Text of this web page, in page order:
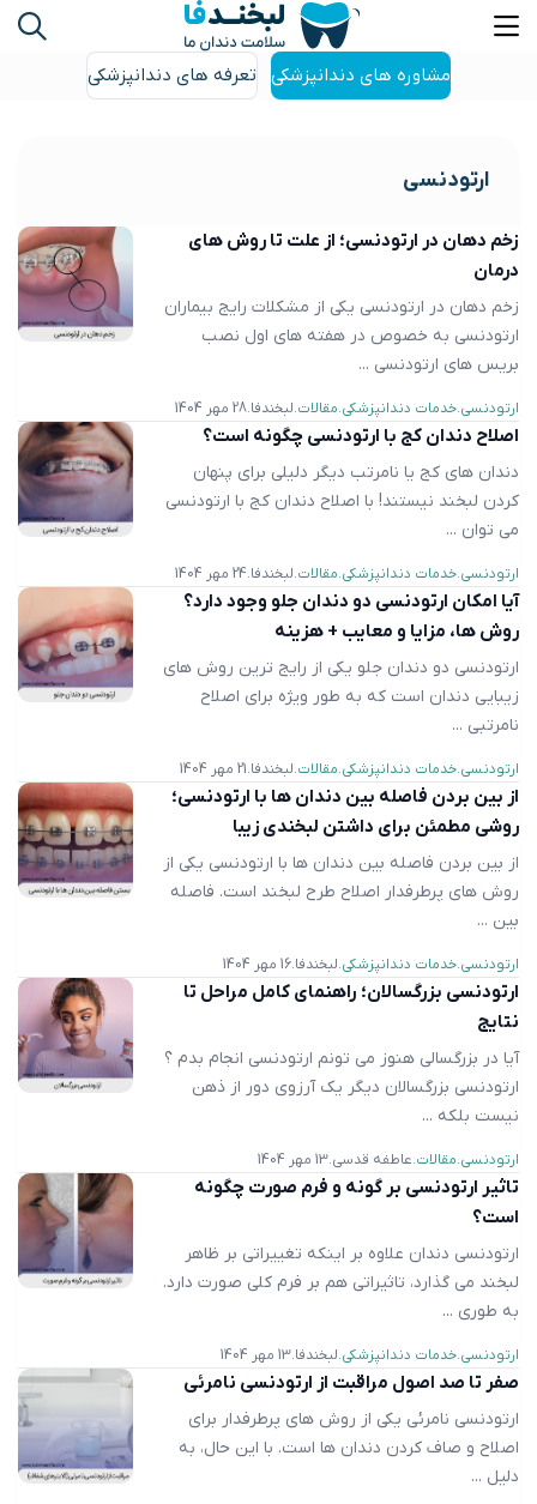
مشاوره های دندانپزشکی تعرفه های دندانپزشکی
ارتودنسی
زخم دهان در ارتودنسی؛ از علت تا روش های
درمان
زخم دهان در ارتودنسی یکی از مشکلات رایج بیماران
ارتودنسی به خصوص در هفته های اول نصب
بریس های ارتودنسی ...
ارتودنسی خدمات دندانپزشکی مقالات لبخندفا 28 مهر 1404
اصلاح دندان کج با ارتودنسی چگونه است؟
دندان ‌های کج یا نامرتب دیگر دلیلی برای پنهان
کردن لبخند نیستند! با اصلاح دندان کج با ارتودنسی
می ‌توان ...
ارتودنسی خدمات دندانپزشکی مقالات لبخندفا 24 مهر 1404
آیا امکان ارتودنسی دو دندان جلو وجود دارد؟
روش ها، مزایا و معایب + هزینه
ارتودنسی دو دندان جلو یکی از رایج ‌ترین روش ‌های
زیبایی دندان است که به طور ویژه برای اصلاح
نامرتبی ...
ارتودنسی خدمات دندانپزشکی مقالات لبخندفا 21 مهر 1404
از بین بردن فاصله بین دندان ها با ارتودنسی؛
روشی مطمئن برای داشتن لبخندی زیبا
از بین بردن فاصله بین دندان ها با ارتودنسی یکی از
روش های پرطرفدار اصلاح طرح لبخند است. فاصله
بین ...
ارتودنسی خدمات دندانپزشکی لبخندفا 16 مهر 1404
ارتودنسی بزرگسالان؛ راهنمای کامل مراحل تا
نتایج
آیا در بزرگسالی هنوز می تونم ارتودنسی انجام بدم ؟
ارتودنسی بزرگسالان دیگر یک آرزوی دور از ذهن
نیست بلکه ...
ارتودنسی مقالات عاطفه قدسی 13 مهر 1404
تاثیر ارتودنسی بر گونه و فرم صورت چگونه
است؟
ارتودنسی دندان علاوه بر اینکه تغییراتی بر ظاهر
لبخند می گذارد، تاثیراتی هم بر فرم کلی صورت دارد.
به طوری ...
ارتودنسی خدمات دندانپزشکی لبخندفا 13 مهر 1404
صفر تا صد اصول مراقبت از ارتودنسی نامرئی
ارتودنسی نامرئی یکی از روش های پرطرفدار برای
اصلاح و صاف کردن دندان‌ ها است. با این حال، به
دلیل ...